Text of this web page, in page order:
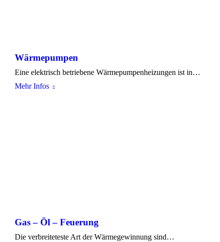
Wärmepumpen
Eine elektrisch betriebene Wärmepumpenheizungen ist in…
Mehr Infos
Gas – Öl – Feuerung
Die verbreiteteste Art der Wärmegewinnung sind…